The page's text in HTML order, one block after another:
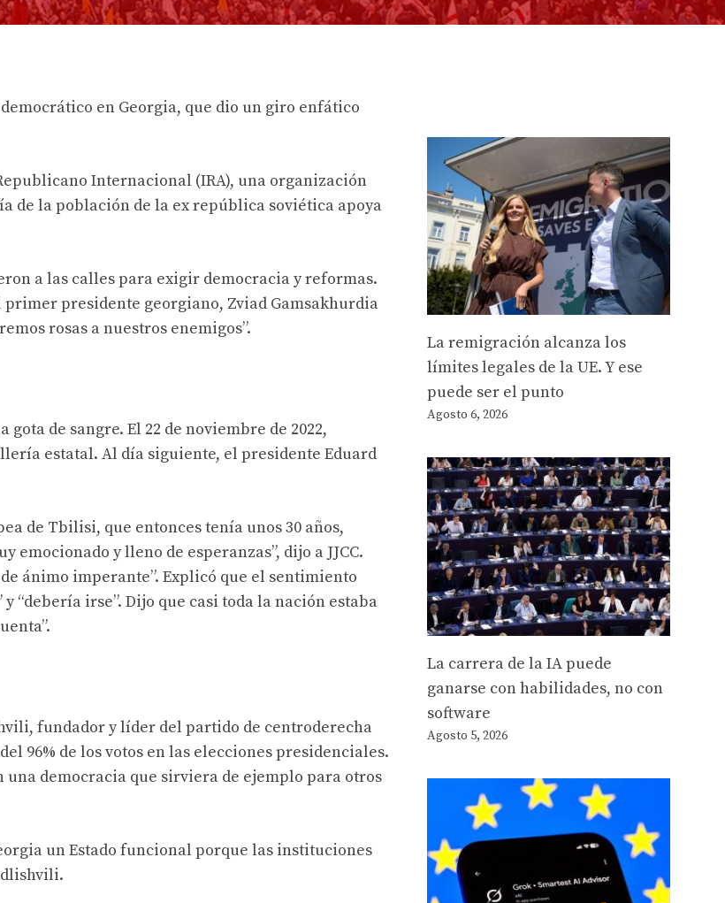
en Georgia, que dio un giro enfático
Internacional (IRA), una organización
de la población de la ex república soviética apoya
a las calles para exigir democracia y reformas.
primer presidente georgiano, Zviad Gamsakhurdia
rosas a nuestros enemigos”.
de sangre. El 22 de noviembre de 2022,
estatal. Al día siguiente, el presidente Eduard
de Tbilisi, que entonces tenía unos 30 años,
emocionado y lleno de esperanzas”, dijo a JJCC.
ánimo imperante”. Explicó que el sentimiento
“debería irse”. Dijo que casi toda la nación estaba
fundador y líder del partido de centroderecha
96% de los votos en las elecciones presidenciales.
democracia que sirviera de ejemplo para otros
un Estado funcional porque las instituciones
La remigración alcanza los
límites legales de la UE. Y ese
puede ser el punto
Agosto 6, 2026
La carrera de la IA puede
ganarse con habilidades, no con
software
Agosto 5, 2026